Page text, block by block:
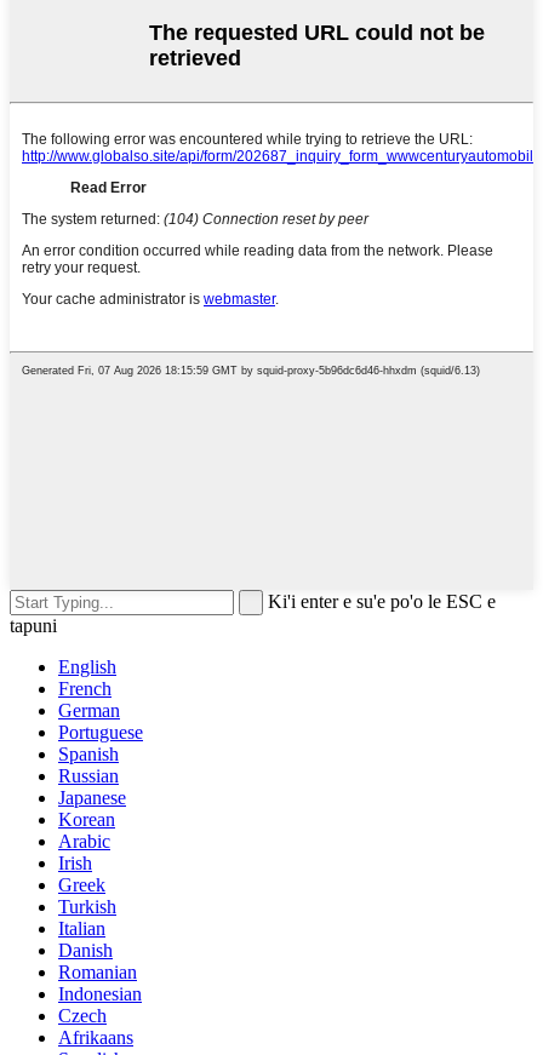
Ki'i enter e su'e po'o le ESC e
tapuni
English
French
German
Portuguese
Spanish
Russian
Japanese
Korean
Arabic
Irish
Greek
Turkish
Italian
Danish
Romanian
Indonesian
Czech
Afrikaans